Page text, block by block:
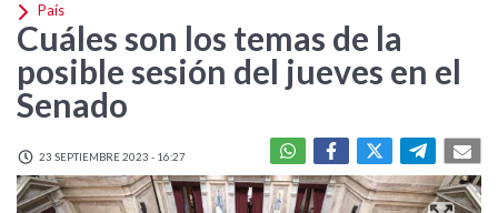
País
Cuáles son los temas de la
posible sesión del jueves en el
Senado
23 SEPTIEMBRE 2023 - 16:27